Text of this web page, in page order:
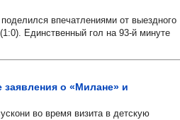
впечатлениями от выездного
Единственный гол на 93-й минуте
заявления о «Милане» и
во время визита в детскую